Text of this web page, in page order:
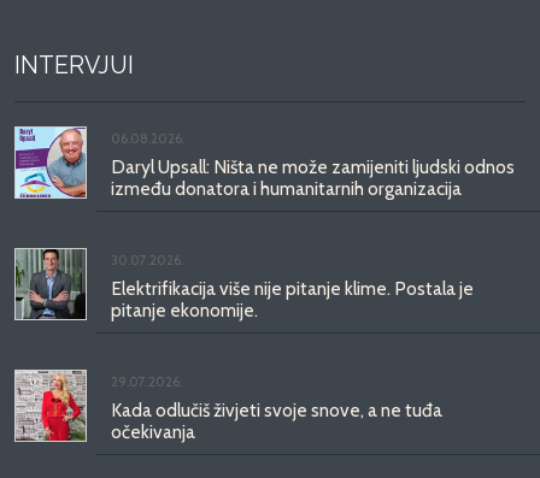
INTERVJUI
06.08.2026.
Daryl Upsall: Ništa ne može zamijeniti ljudski odnos
između donatora i humanitarnih organizacija
30.07.2026.
Elektrifikacija više nije pitanje klime. Postala je
pitanje ekonomije.
29.07.2026.
Kada odlučiš živjeti svoje snove, a ne tuđa
očekivanja